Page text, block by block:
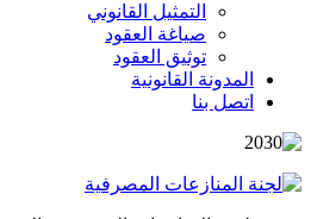
التمثيل القانوني
صياغة العقود
توثيق العقود
المدونة القانونية
اتصل بنا